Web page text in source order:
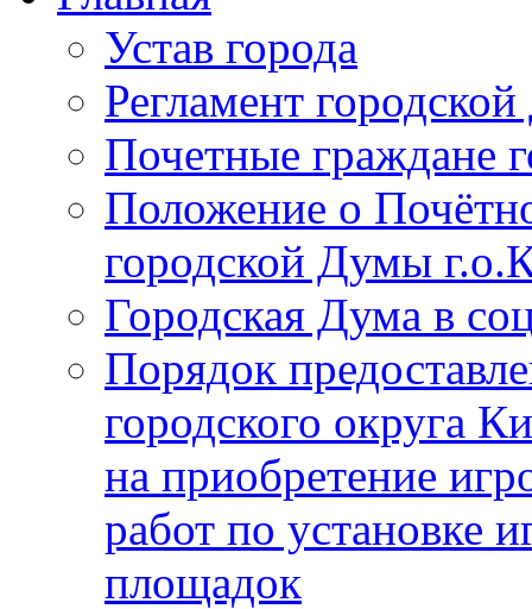
Устав города
Регламент
Почетные граждане
Положение о
городской Думы
Городская Дума в
Порядок
городского округа
на приобретение
работ по установке
площадок